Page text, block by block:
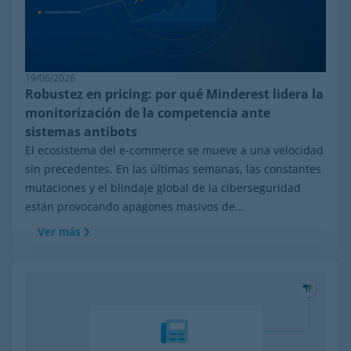
19/06/2026
Robustez en pricing: por qué Minderest lidera la
monitorización de la competencia ante
sistemas antibots
El ecosistema del e-commerce se mueve a una velocidad
sin precedentes. En las últimas semanas, las constantes
mutaciones y el blindaje global de la ciberseguridad
están provocando apagones masivos de...
Ver más